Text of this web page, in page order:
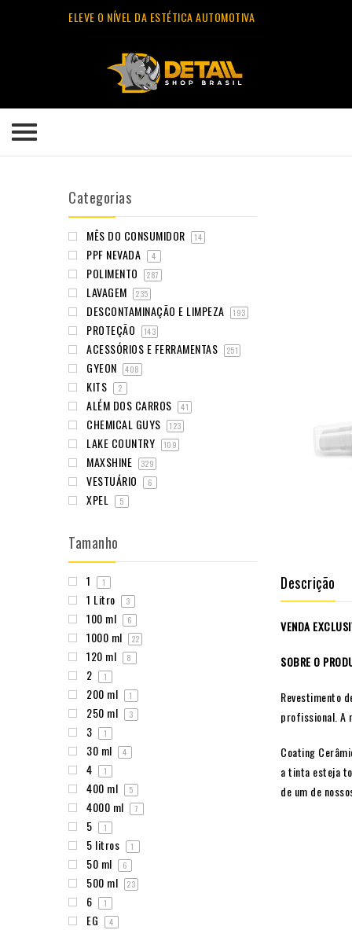
ELEVE O NÍVEL DA ESTÉTICA AUTOMOTIVA
Descrição
VENDA
SOBRE O
Revestimento
profissional. A
Coating
a tinta esteja
de um de
Categorias
MÊS DO CONSUMIDOR 14
PPF NEVADA 4
POLIMENTO 287
LAVAGEM 235
DESCONTAMINAÇÃO E LIMPEZA 193
PROTEÇÃO 143
ACESSÓRIOS E FERRAMENTAS 251
GYEON 408
KITS 2
ALÉM DOS CARROS 41
CHEMICAL GUYS 123
LAKE COUNTRY 109
MAXSHINE 329
VESTUÁRIO 6
XPEL 5
Tamanho
1 1
1 Litro 3
100 ml 6
1000 ml 22
120 ml 8
2 1
200 ml 1
250 ml 3
3 1
30 ml 4
4 1
400 ml 5
4000 ml 7
5 1
5 litros 1
50 ml 6
500 ml 23
6 1
EG 4